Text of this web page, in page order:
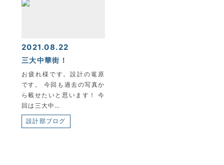
2021.08.22
三大中華街！
お疲れ様です。設計の篭原
です。 今回も過去の写真か
ら載せたいと思います！ 今
回は三大中…
設計部ブログ